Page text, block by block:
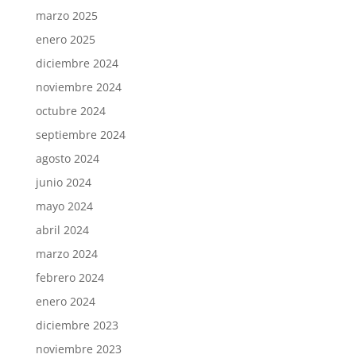
marzo 2025
enero 2025
diciembre 2024
noviembre 2024
octubre 2024
septiembre 2024
agosto 2024
junio 2024
mayo 2024
abril 2024
marzo 2024
febrero 2024
enero 2024
diciembre 2023
noviembre 2023